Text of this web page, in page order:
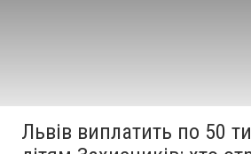
Львів виплатить по 50